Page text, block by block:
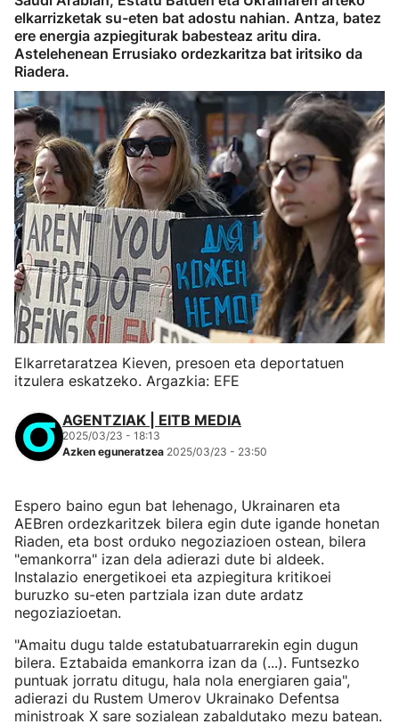
elkarrizketak su-eten bat adostu nahian. Antza, batez
ere energia azpiegiturak babesteaz aritu dira.
Astelehenean Errusiako ordezkaritza bat iritsiko da
Riadera.
Elkarretaratzea Kieven, presoen eta deportatuen
itzulera eskatzeko. Argazkia: EFE
AGENTZIAK | EITB MEDIA
2025/03/23 - 18:13
Azken eguneratzea 2025/03/23 - 23:50
Espero baino egun bat lehenago, Ukrainaren eta
AEBren ordezkaritzek bilera egin dute igande honetan
Riaden, eta bost orduko negoziazioen ostean, bilera
"emankorra" izan dela adierazi dute bi aldeek.
Instalazio energetikoei eta azpiegitura kritikoei
buruzko su-eten partziala izan dute ardatz
negoziazioetan.
"Amaitu dugu talde estatubatuarrarekin egin dugun
bilera. Eztabaida emankorra izan da (...). Funtsezko
puntuak jorratu ditugu, hala nola energiaren gaia",
adierazi du Rustem Umerov Ukrainako Defentsa
ministroak X sare sozialean zabaldutako mezu batean.